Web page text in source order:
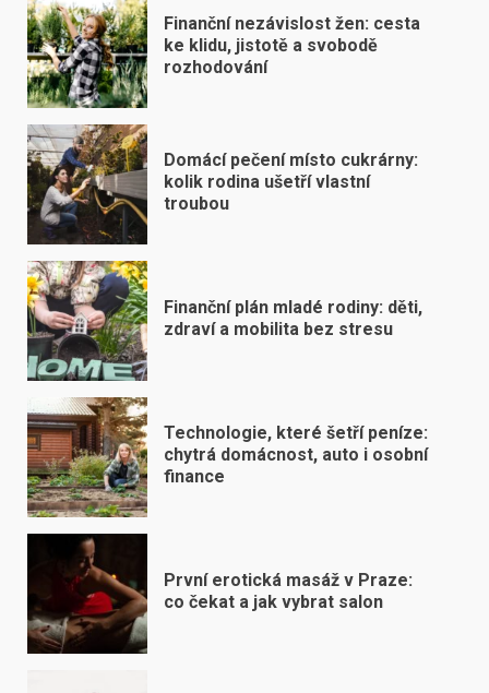
Finanční nezávislost žen: cesta
ke klidu, jistotě a svobodě
rozhodování
Domácí pečení místo cukrárny:
kolik rodina ušetří vlastní
troubou
Finanční plán mladé rodiny: děti,
zdraví a mobilita bez stresu
Technologie, které šetří peníze:
chytrá domácnost, auto i osobní
finance
První erotická masáž v Praze:
co čekat a jak vybrat salon